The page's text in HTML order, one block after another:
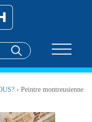
› Peintre montreusienne